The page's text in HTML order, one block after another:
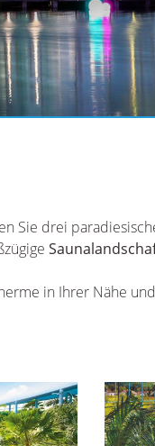
Sie drei
in Ihrer Nähe